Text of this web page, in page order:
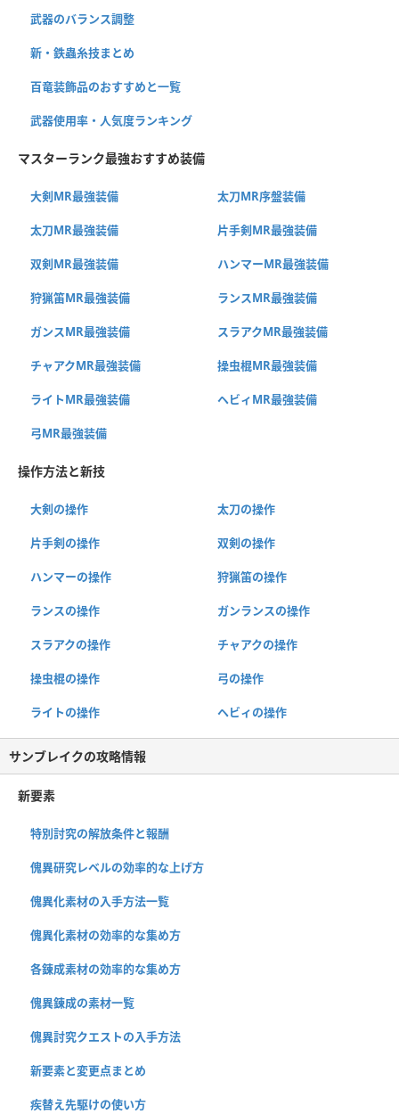
武器のバランス調整
新・鉄蟲糸技まとめ
百竜装飾品のおすすめと一覧
武器使用率・人気度ランキング
マスターランク最強おすすめ装備
大剣MR最強装備 太刀MR序盤装備
太刀MR最強装備 片手剣MR最強装備
双剣MR最強装備 ハンマーMR最強装備
狩猟笛MR最強装備 ランスMR最強装備
ガンスMR最強装備 スラアクMR最強装備
チャアクMR最強装備 操虫棍MR最強装備
ライトMR最強装備 ヘビィMR最強装備
弓MR最強装備
操作方法と新技
大剣の操作 太刀の操作
片手剣の操作 双剣の操作
ハンマーの操作 狩猟笛の操作
ランスの操作 ガンランスの操作
スラアクの操作 チャアクの操作
操虫棍の操作 弓の操作
ライトの操作 ヘビィの操作
サンブレイクの攻略情報
新要素
特別討究の解放条件と報酬
傀異研究レベルの効率的な上げ方
傀異化素材の入手方法一覧
傀異化素材の効率的な集め方
各錬成素材の効率的な集め方
傀異錬成の素材一覧
傀異討究クエストの入手方法
新要素と変更点まとめ
疾替え先駆けの使い方